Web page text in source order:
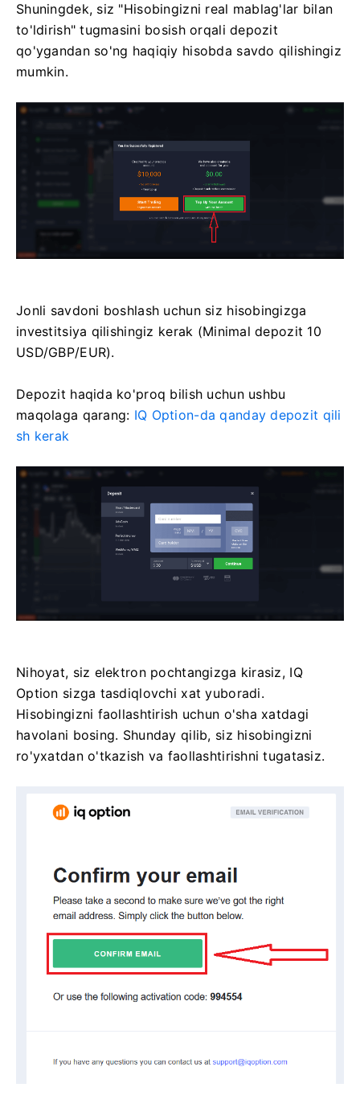
Shuningdek, siz "Hisobingizni real mablag'lar bilan
to'ldirish" tugmasini bosish orqali depozit
qo'ygandan so'ng haqiqiy hisobda savdo qilishingiz
mumkin.
Jonli savdoni boshlash uchun siz hisobingizga
investitsiya qilishingiz kerak (Minimal depozit 10
USD/GBP/EUR).
Depozit haqida ko'proq bilish uchun ushbu
maqolaga qarang: IQ Option-da qanday depozit qili
sh kerak
Nihoyat, siz elektron pochtangizga kirasiz, IQ
Option sizga tasdiqlovchi xat yuboradi.
Hisobingizni faollashtirish uchun o'sha xatdagi
havolani bosing. Shunday qilib, siz hisobingizni
ro'yxatdan o'tkazish va faollashtirishni tugatasiz.